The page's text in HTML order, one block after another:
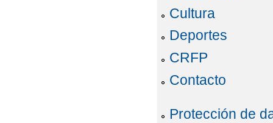
Cultura
Deportes
CRFP
Contacto
Protección de